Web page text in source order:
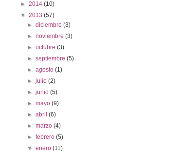
► 2014 (10)
▼ 2013 (57)
►diciembre(3)
►noviembre(3)
►octubre(3)
►septiembre(5)
►agosto(1)
►julio(2)
►junio(5)
►mayo(9)
►abril(6)
►marzo(4)
►febrero(5)
▼enero(11)